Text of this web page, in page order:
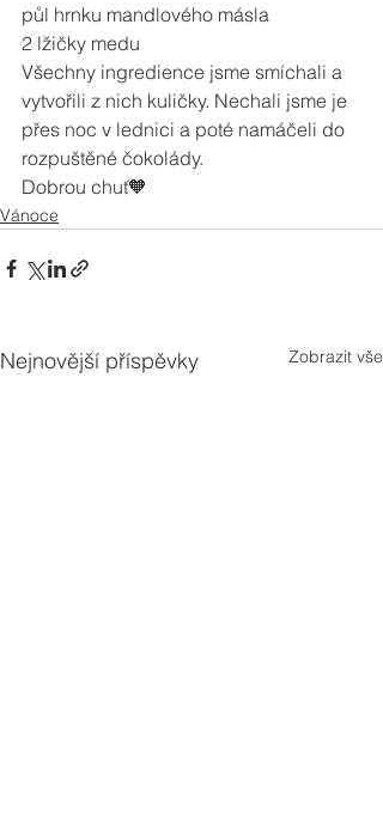
půl hrnku mandlového másla
2 lžičky medu
Všechny ingredience jsme smíchali a
vytvořili z nich kuličky. Nechali jsme je
přes noc v lednici a poté namáčeli do
rozpuštěné čokolády.
Dobrou chuť🧡
Vánoce
Nejnovější příspěvky Zobrazit vše